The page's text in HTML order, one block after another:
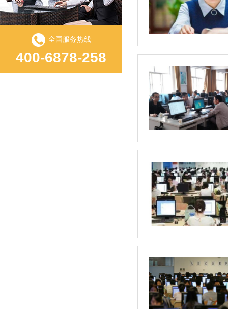
全国服务热线
400-6878-258